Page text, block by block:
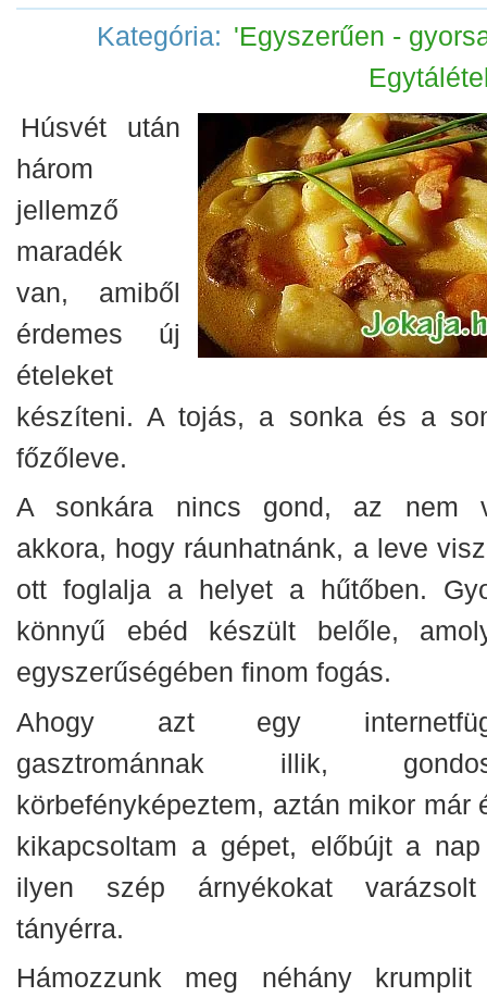
Kategória: 'Egyszerűen -
Húsvét után
három
jellemző
maradék
van, amiből
érdemes új
ételeket
készíteni. A tojás, a sonka és a
főzőleve.
A sonkára nincs gond, az nem
akkora, hogy ráunhatnánk, a leve
ott foglalja a helyet a hűtőben.
könnyű ebéd készült belőle,
egyszerűségében finom fogás.
Ahogy azt egy
gasztrománnak illik,
körbefényképeztem, aztán mikor már
kikapcsoltam a gépet, előbújt a
ilyen szép árnyékokat
tányérra.
Hámozzunk meg néhány